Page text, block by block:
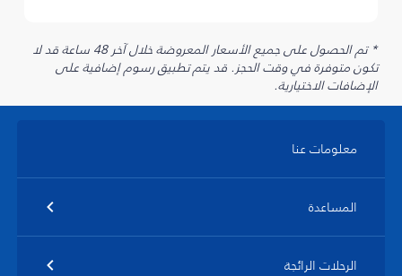
* تم الحصول على جميع الأسعار المعروضة خلال آخر 48 ساعة قد لا
تكون متوفرة في وقت الحجز. قد يتم تطبيق رسوم إضافية على
الإضافات الاختيارية.
معلومات عنا
المساعدة
الرحلات الرائجة